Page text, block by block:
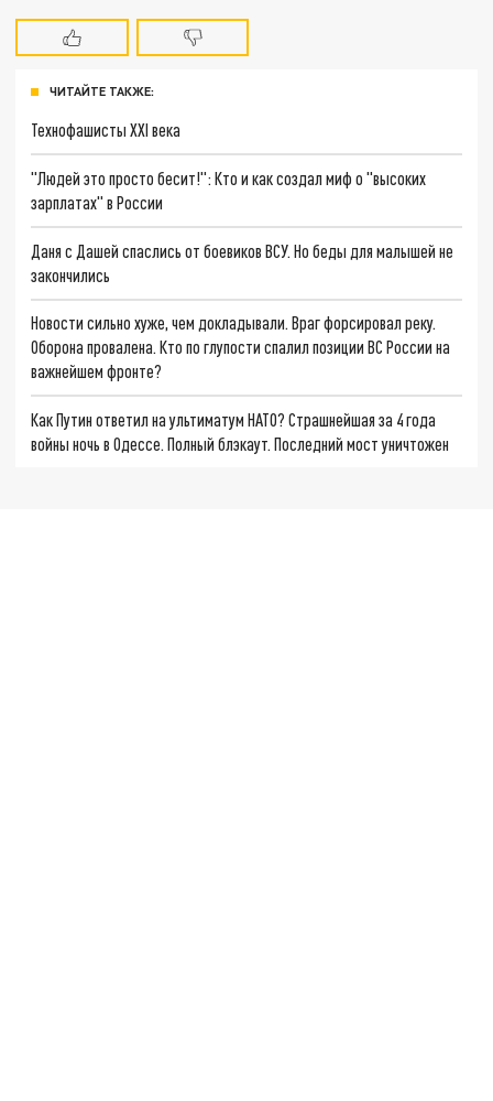
ЧИТАЙТЕ ТАКЖЕ:
Технофашисты XXI века
"Людей это просто бесит!": Кто и как создал миф о "высоких
зарплатах" в России
Даня с Дашей спаслись от боевиков ВСУ. Но беды для малышей не
закончились
Новости сильно хуже, чем докладывали. Враг форсировал реку.
Оборона провалена. Кто по глупости спалил позиции ВС России на
важнейшем фронте?
Как Путин ответил на ультиматум НАТО? Страшнейшая за 4 года
войны ночь в Одессе. Полный блэкаут. Последний мост уничтожен